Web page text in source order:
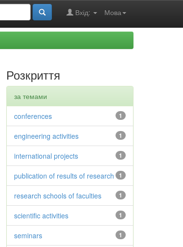
Мова
Вхід:
Розкриття
за темами
1
conferences
1
engineering activities
1
international projects
1
publication of results of research
1
research schools of faculties
1
scientific activities
1
seminars